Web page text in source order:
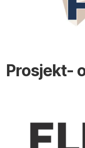
Prosjekt-